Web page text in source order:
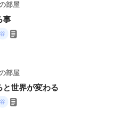
部屋
事
部屋
と世界が変わる